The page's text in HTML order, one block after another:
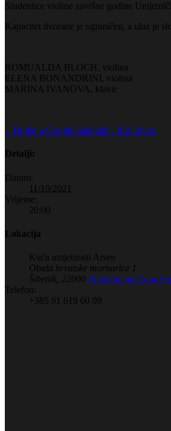
Studentice violine završne godine
Kapacitet dvorane je ograničen, a ulaz je
ROMUALDA BLOCH, violina
ELENA BONANDRINI, violina
MARINA IVANOVA, klavir
+ Dodaj u Google kalendar+ iCal izvoz
Detalji:
Datum:
11/10/2021
Vrijeme:
20:00
Lokacija
Kuća umjetnosti Arsen
Obala hrvatske mornarice 1
Šibenik
22000 Pogledaj na Google
Telefon:
+385 91 619 60 09